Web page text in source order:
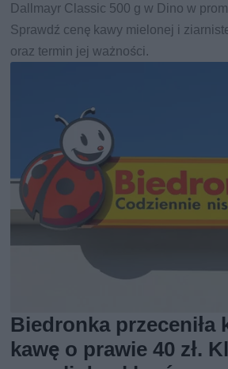
Dallmayr Classic 500 g w Dino w
Sprawdź cenę kawy mielonej i
oraz termin jej ważności.
Biedronka przeceniła
kawę o prawie 40 zł.